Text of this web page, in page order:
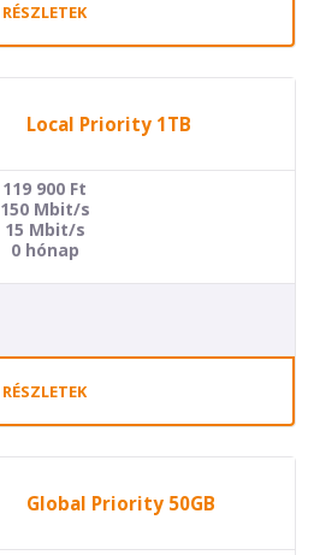
RÉSZLETEK
Local Priority 1TB
119 900 Ft
150 Mbit/s
15 Mbit/s
0 hónap
RÉSZLETEK
Global Priority 50GB